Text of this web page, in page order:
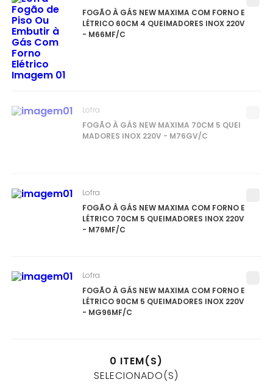
FOGÃO À GÁS NEW MAXIMA COM FORNO E
LÉTRICO 60CM 4 QUEIMADORES INOX 220V
- M66MF/C
FOGÃO À GÁS NEW MAXIMA 70CM 5 QUEI
MADORES INOX 220V - M76GV/C
Lofra
FOGÃO À GÁS NEW MAXIMA COM FORNO E
LÉTRICO 70CM 5 QUEIMADORES INOX 220V
- M76MF/C
Lofra
FOGÃO À GÁS NEW MAXIMA COM FORNO E
LÉTRICO 90CM 5 QUEIMADORES INOX 220V
- MG96MF/C
Lofra
0 ITEM(S)
SELECIONADO(S)